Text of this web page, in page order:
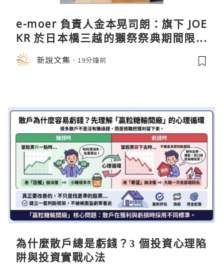
e-moer 負責人金本晃司朗：旗下 JOE
KR 於日本橋三越的獺祭祭典期間限定
店中，與日伸貴金属的東京銀器工匠一
同參展新說文集 19分鐘前
為什麼散戶總是虧錢？3 個投資心理陷
阱與投資實戰心法